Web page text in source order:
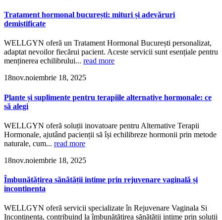
Tratament hormonal bucurești: mituri și adevăruri
demistificate
WELLGYN oferă un Tratament Hormonal București personalizat,
adaptat nevoilor fiecărui pacient. Aceste servicii sunt esențiale pentru
menținerea echilibrului... read more
18nov.noiembrie 18, 2025
Plante și suplimente pentru terapiile alternative hormonale: ce
să alegi
WELLGYN oferă soluții inovatoare pentru Alternative Terapii
Hormonale, ajutând pacienții să își echilibreze hormonii prin metode
naturale, cum... read more
18nov.noiembrie 18, 2025
Îmbunătățirea sănătății intime prin rejuvenare vaginală și
incontinenta
WELLGYN oferă servicii specializate în Rejuvenare Vaginala Si
Incontinenta, contribuind la îmbunătățirea sănătății intime prin soluții